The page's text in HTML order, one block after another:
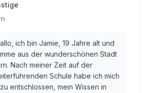
ich bin Jamie, 19 Jahre alt und
aus der wunderschönen Stadt
Nach meiner Zeit auf der
Schule habe ich mich
entschlossen, mein Wissen in